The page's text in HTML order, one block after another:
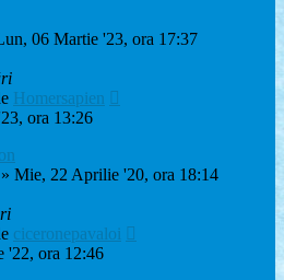
06 Martie '23, ora 17:37
Homersapien
ora 13:26
» Mie, 22 Aprilie '20, ora 18:14
ciceronepavaloi
'22, ora 12:46